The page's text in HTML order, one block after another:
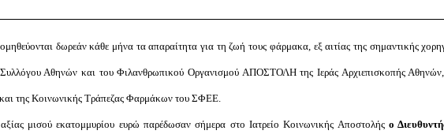
δωρεάν κάθε μήνα τα απαραίτητα για τη ζωή τους φάρμακα, εξ αιτίας της σημαντικής
Αθηνών και του Φιλανθρωπικού Οργανισμού ΑΠΟΣΤΟΛΗ της Ιεράς Αρχιεπισκοπής Αθηνών,
της Κοινωνικής Τράπεζας Φαρμάκων του ΣΦΕΕ.
μισού εκατομμυρίου ευρώ παρέδωσαν σήμερα στο Ιατρείο Κοινωνικής Αποστολής ο